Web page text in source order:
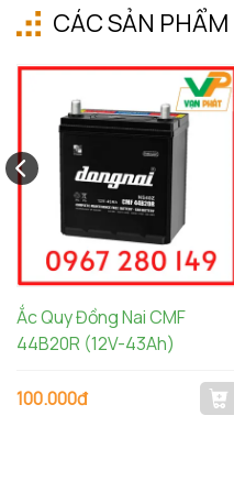
CÁC SẢN PHẨM
Ắc Quy Đồng Nai CMF
44B20R (12V-43Ah)
100.000đ